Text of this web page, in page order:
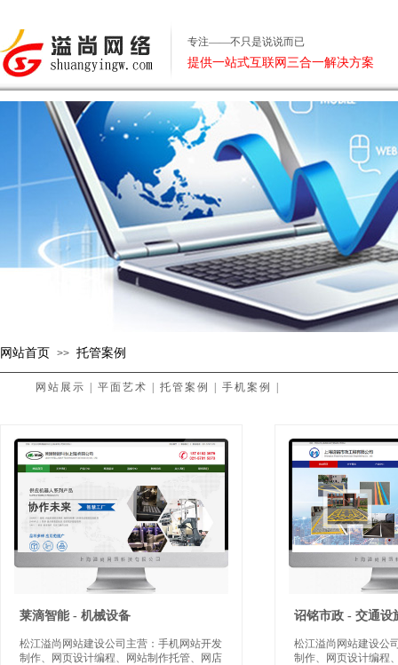
网站首页 >> 托管案例
网站展示 平面艺术 托管案例 手机案例
莱滴智能 - 机械设备
松江溢尚网站建设公司主营：手机网站开发
制作、网页设计编程、网站制作托管、网店
诏铭市政 - 交通设
松江溢尚网站建设公
制作、网页设计编程
专注——不只是说说而已
提供一站式互联网三合一解决方案